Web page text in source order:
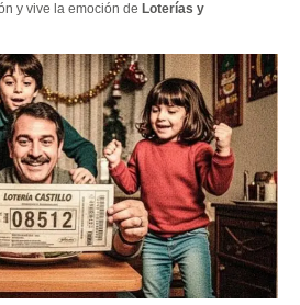
y vive la emoción de Loterías y